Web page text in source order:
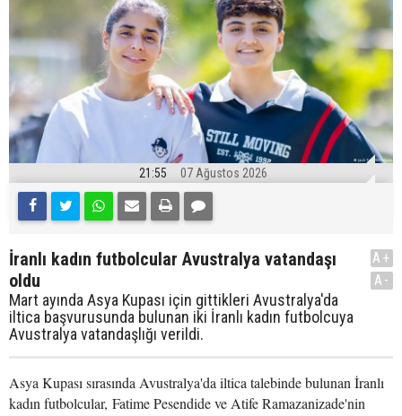
21:55 07 Ağustos 2026
İranlı kadın futbolcular Avustralya vatandaşı
oldu
Mart ayında Asya Kupası için gittikleri Avustralya'da
iltica başvurusunda bulunan iki İranlı kadın futbolcuya
Avustralya vatandaşlığı verildi.
A+
A-
Asya Kupası sırasında Avustralya'da iltica talebinde bulunan İranlı
kadın futbolcular, Fatime Pesendide ve Atife Ramazanizade'nin